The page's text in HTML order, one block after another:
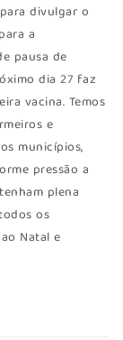
divulgar o
a
pausa de
dia 27 faz
vacina. Temos
e
municípios,
pressão a
plena
os
Natal e